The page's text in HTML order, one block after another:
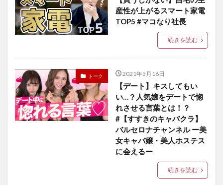
産性が上がるスマート家電
TOP5 #マコなり社長
続きを読む
トーク 2021年5月16日
【デート】キスしてもい
い…？人気嬢をデートで惚
れさせる言葉とは！？
#【すすきのキャバクラ】
バルセロナチャンネル ー美
女キャバ嬢・美人ホステス
に会えるー
続きを読む